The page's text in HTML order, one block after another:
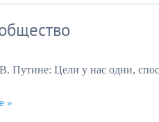
Путине: Цели у нас одни,
»